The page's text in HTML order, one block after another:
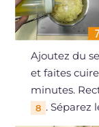
Ajoutez du
et faites
minutes.
8 . Séparez